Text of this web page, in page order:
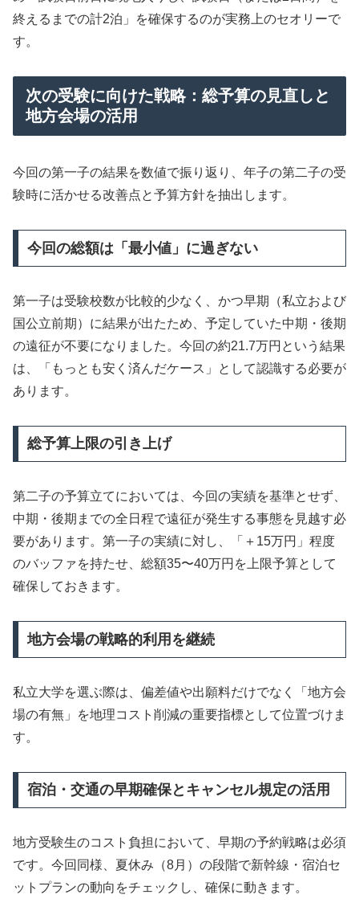
終えるまでの計2泊」を確保するのが実務上のセオリーで
す。
次の受験に向けた戦略：総予算の見直しと
地方会場の活用
今回の第一子の結果を数値で振り返り、年子の第二子の受
験時に活かせる改善点と予算方針を抽出します。
今回の総額は「最小値」に過ぎない
第一子は受験校数が比較的少なく、かつ早期（私立および
国公立前期）に結果が出たため、予定していた中期・後期
の遠征が不要になりました。今回の約21.7万円という結果
は、「もっとも安く済んだケース」として認識する必要が
あります。
総予算上限の引き上げ
第二子の予算立てにおいては、今回の実績を基準とせず、
中期・後期までの全日程で遠征が発生する事態を見越す必
要があります。第一子の実績に対し、「＋15万円」程度
のバッファを持たせ、総額35〜40万円を上限予算として
確保しておきます。
地方会場の戦略的利用を継続
私立大学を選ぶ際は、偏差値や出願料だけでなく「地方会
場の有無」を地理コスト削減の重要指標として位置づけま
す。
宿泊・交通の早期確保とキャンセル規定の活用
地方受験生のコスト負担において、早期の予約戦略は必須
です。今回同様、夏休み（8月）の段階で新幹線・宿泊セ
ットプランの動向をチェックし、確保に動きます。